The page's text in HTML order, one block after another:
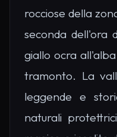
rocciose della
seconda dell'ora
giallo ocra
tramonto. La
leggende e
naturali